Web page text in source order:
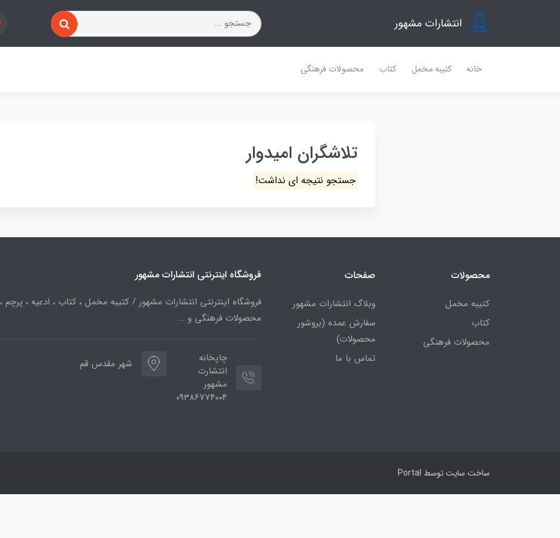
انتشارات مشهور
خانه کتیبه مخمل کتاب محصولات فرهنگی
تلاشگران امیدوار
جستجو نتیجه ای نداشت!
محصولات
کتیبه مخمل
کتاب
محصولات فرهنگی
صفحات
وبلاگ انتشارات مشهور
سفارش عمده (بروشور
محصولات)
تماس با ما
فروشگاه اینترنتی انتشارات مشهور
فروشگاه اینترنتی انتشارات مشهور / کتیبه مخمل ، کتاب ، ادعیه ، پرچم ،
محصولات فرهنگی و ...
چاپخانه
انتشارت
مشهور
09386774004
شهر مقدس قم
ساخت سایت توسط Portal